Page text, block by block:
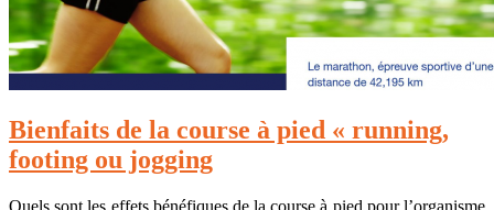
Bienfaits de la course à pied « running,
footing ou jogging